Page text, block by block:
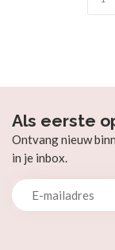
Als eerste
Ontvang nieuw
in je inbox.